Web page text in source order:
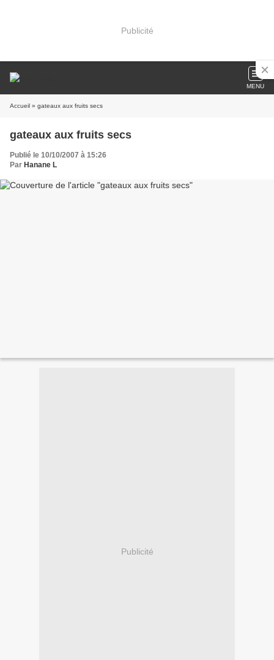
Publicité
MENU
Accueil » gateaux aux fruits secs
gateaux aux fruits secs
Publié le 10/10/2007 à 15:26
Par Hanane L
Publicité